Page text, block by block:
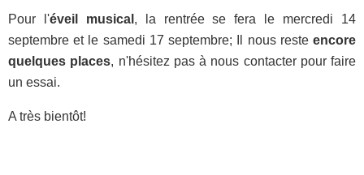
Pour l'éveil musical , la rentrée se fera le mercredi 14
septembre et le samedi 17 septembre; Il nous reste encore
quelques places, n'hésitez pas à nous contacter pour faire
un essai.
A très bientôt!